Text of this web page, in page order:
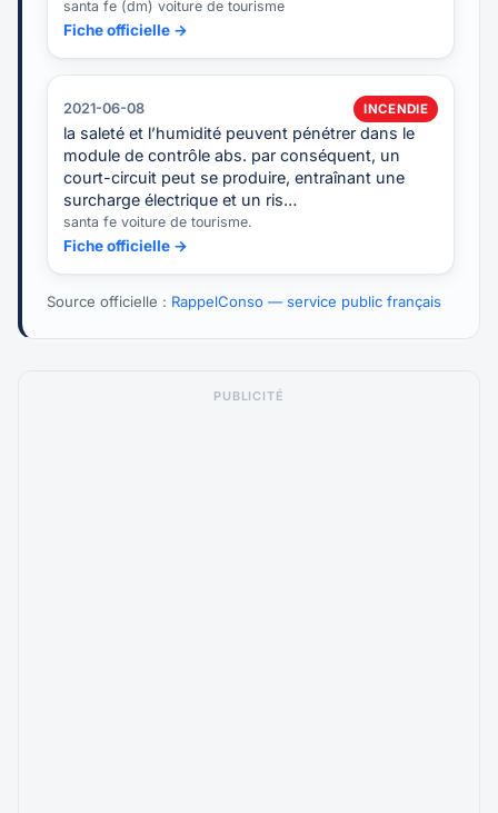
santa fe (dm) voiture de tourisme
Fiche officielle →
2021-06-08 INCENDIE
la saleté et l’humidité peuvent pénétrer dans le
module de contrôle abs. par conséquent, un
court-circuit peut se produire, entraînant une
surcharge électrique et un ris…
santa fe voiture de tourisme.
Fiche officielle →
Source officielle : RappelConso — service public français
PUBLICITÉ